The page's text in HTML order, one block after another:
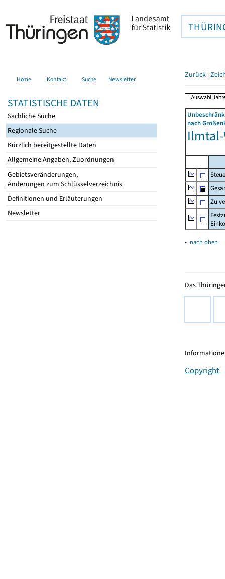
Home Kontakt Suche Newsletter
STATISTISCHE DATEN
Sachliche Suche
Regionale Suche
Kürzlich bereitgestellte Daten
Allgemeine Angaben, Zuordnungen
Gebietsveränderungen,
Änderungen zum Schlüsselverzeichnis
Definitionen und Erläuterungen
Newsletter
Zurück |
nach
Ilmtal-
Zu
▴ nach oben
Das
Copyright